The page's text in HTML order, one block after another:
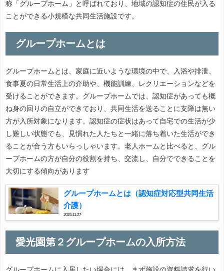
称「グループホーム」と呼ばれており、地域の認知症の住民が入る
ことができる小規模な共同生活施設です。
グループホームとは
グループホームとは、家庭に近いような環境の中で、入浴や排泄、
食事夏の日常生活上の介助や、機能訓練、レクリエーションなどを
受けることができます。グループホームでは、認知症があっても概
ね身の回りの自立ができており、共同生活を送ることに支障は無い
方が入所対象になります。認知症の症状はあって自宅での生活が少
し難しい状態でも、見慣れた人たちと一緒に落ち着いた生活ができ
ることが合う方もいらっしゃいます。老人ホームと比べると、グル
ープホームの方が自分の役割を持ち、交流し、自分でできることを
大切にする傾向があります
グループホームとは（認知症対応型共同生活
介護）
2024.11.27
愛光園第２グループホームの入所方法
グループホームに入居したい場合には、まず施設の資料請求を行い